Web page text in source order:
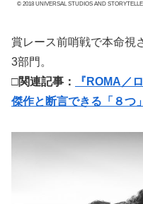
© 2018 UNIVERSAL STUDIOS AND
賞レース前哨戦で本命視
3部門。
□関連記事：
『ROMA／
傑作と断言できる「８つ